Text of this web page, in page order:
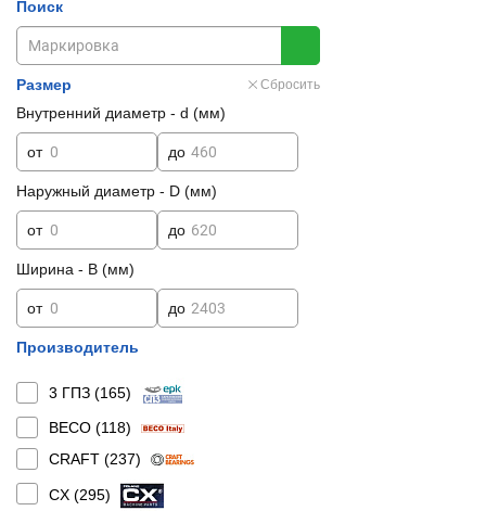
Поиск
Размер Сбросить
Внутренний диаметр - d (мм)
от до
Наружный диаметр - D (мм)
от до
Ширина - B (мм)
от до
Производитель
3 ГПЗ (165)
BECO (118)
CRAFT (237)
CX (295)